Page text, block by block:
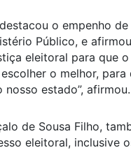
o empenho
Público, e
eleitoral para que
o melhor, para
estado”, afirmou.
de Sousa Filho,
eleitoral, inclusive